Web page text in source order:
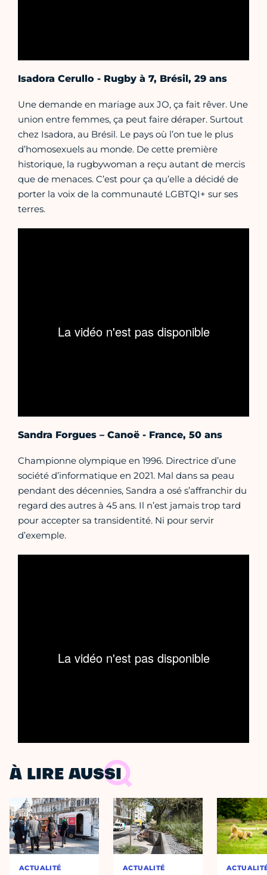
Isadora Cerullo - Rugby à 7, Brésil, 29 ans
Une demande en mariage aux JO, ça fait rêver. Une
union entre femmes, ça peut faire déraper. Surtout
chez Isadora, au Brésil. Le pays où l’on tue le plus
d’homosexuels au monde. De cette première
historique, la rugbywoman a reçu autant de mercis
que de menaces. C’est pour ça qu’elle a décidé de
porter la voix de la communauté LGBTQI+ sur ses
terres.
Sandra Forgues – Canoë - France, 50 ans
Championne olympique en 1996. Directrice d’une
société d’informatique en 2021. Mal dans sa peau
pendant des décennies, Sandra a osé s’affranchir du
regard des autres à 45 ans. Il n’est jamais trop tard
pour accepter sa transidentité. Ni pour servir
d’exemple.
À LIRE AUSSI
ACTUALITÉ ACTUALITÉ